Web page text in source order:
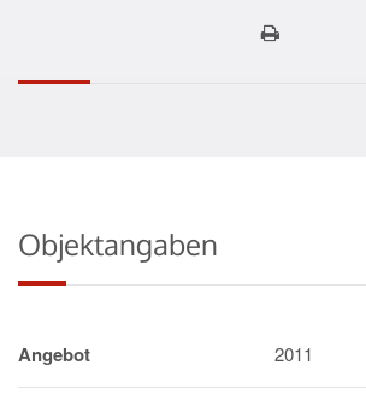
Objektangaben
Angebot 2011